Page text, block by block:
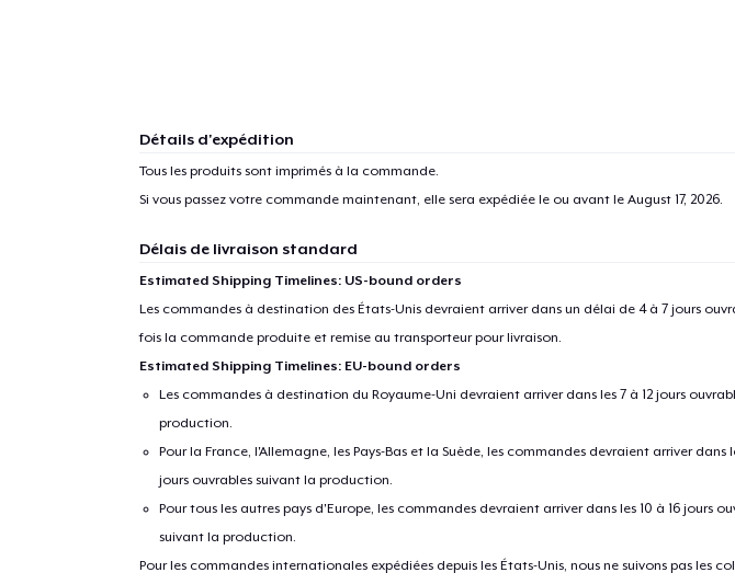
Détails d'expédition
Tous les produits sont imprimés à la commande.
Si vous passez votre commande maintenant, elle sera expédiée le ou avant le August 17, 2026.
Délais de livraison standard
Estimated Shipping Timelines: US-bound orders
Les commandes à destination des États-Unis devraient arriver dans un délai de 4 à 7 jours
fois la commande produite et remise au transporteur pour livraison.
Estimated Shipping Timelines: EU-bound orders
Les commandes à destination du Royaume-Uni devraient arriver dans les 7 à 12 jours
production.
Pour la France, l'Allemagne, les Pays-Bas et la Suède, les commandes devraient arriver dans
jours ouvrables suivant la production.
Pour tous les autres pays d'Europe, les commandes devraient arriver dans les 10 à 16 jours
suivant la production.
Pour les commandes internationales expédiées depuis les États-Unis, nous ne suivons pas les